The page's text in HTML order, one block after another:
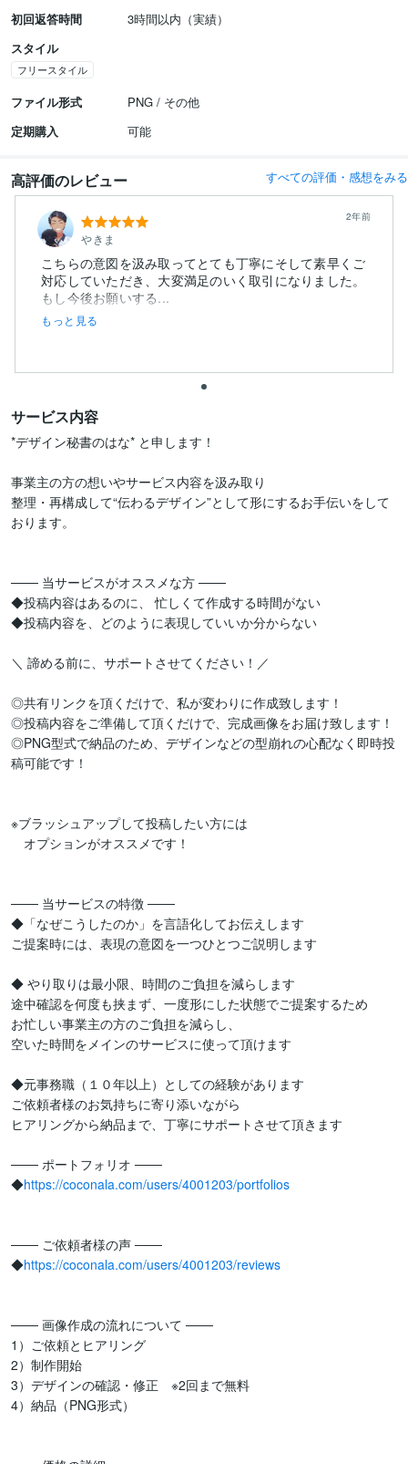
初回返答時間
3時間以内（実績）
スタイル
フリースタイル
ファイル形式
PNG / その他
定期購入
可能
高評価のレビュー すべての評価・感想をみる
やきま
2年前
こちらの意図を汲み取ってとても丁寧にそして素早くご
対応していただき、大変満足のいく取引になりました。
もし今後お願いする...
もっと見る
サービス内容
*デザイン秘書のはな* と申します！
事業主の方の想いやサービス内容を汲み取り
整理・再構成して“伝わるデザイン”として形にするお手伝いをして
おります。
─── 当サービスがオススメな方 ───
◆投稿内容はあるのに、 忙しくて作成する時間がない
◆投稿内容を、どのように表現していいか分からない
＼ 諦める前に、サポートさせてください！／
◎共有リンクを頂くだけで、私が変わりに作成致します！
◎投稿内容をご準備して頂くだけで、完成画像をお届け致します！
◎PNG型式で納品のため、デザインなどの型崩れの心配なく即時投
稿可能です！
※ブラッシュアップして投稿したい方には
オプションがオススメです！
─── 当サービスの特徴 ───
◆「なぜこうしたのか」を言語化してお伝えします
ご提案時には、表現の意図を一つひとつご説明します
◆ やり取りは最小限、時間のご負担を減らします
途中確認を何度も挟まず、一度形にした状態でご提案するため
お忙しい事業主の方のご負担を減らし、
空いた時間をメインのサービスに使って頂けます
◆元事務職（１０年以上）としての経験があります
ご依頼者様のお気持ちに寄り添いながら
ヒアリングから納品まで、丁寧にサポートさせて頂きます
─── ポートフォリオ ───
◆https://coconala.com/users/4001203/portfolios
─── ご依頼者様の声 ───
◆https://coconala.com/users/4001203/reviews
─── 画像作成の流れについて ───
1）ご依頼とヒアリング
2）制作開始
3）デザインの確認・修正　※2回まで無料
4）納品（PNG形式）